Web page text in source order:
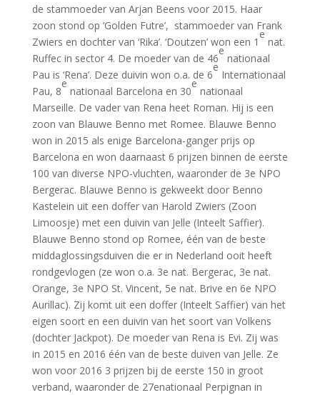
de stammoeder van Arjan Beens voor 2015. Haar
zoon stond op ‘Golden Futre’, stammoeder van Frank
Zwiers en dochter van ‘Rika’. ‘Doutzen’ won een 1
e
nat.
Ruffec in sector 4. De moeder van de 46
e
nationaal
Pau is ‘Rena’. Deze duivin won o.a. de 6
e
Internationaal
Pau, 8
e
nationaal Barcelona en 30
e
nationaal
Marseille. De vader van Rena heet Roman. Hij is een
zoon van Blauwe Benno met Romee. Blauwe Benno
won in 2015 als enige Barcelona-ganger prijs op
Barcelona en won daarnaast 6 prijzen binnen de eerste
100 van diverse NPO-vluchten, waaronder de 3e NPO
Bergerac. Blauwe Benno is gekweekt door Benno
Kastelein uit een doffer van Harold Zwiers (Zoon
Limoosje) met een duivin van Jelle (Inteelt Saffier).
Blauwe Benno stond op Romee, één van de beste
middaglossingsduiven die er in Nederland ooit heeft
rondgevlogen (ze won o.a. 3e nat. Bergerac, 3e nat.
Orange, 3e NPO St. Vincent, 5e nat. Brive en 6e NPO
Aurillac). Zij komt uit een doffer (Inteelt Saffier) van het
eigen soort en een duivin van het soort van Volkens
(dochter Jackpot). De moeder van Rena is Evi. Zij was
in 2015 en 2016 één van de beste duiven van Jelle. Ze
won voor 2016 3 prijzen bij de eerste 150 in groot
verband, waaronder de 27enationaal Perpignan in